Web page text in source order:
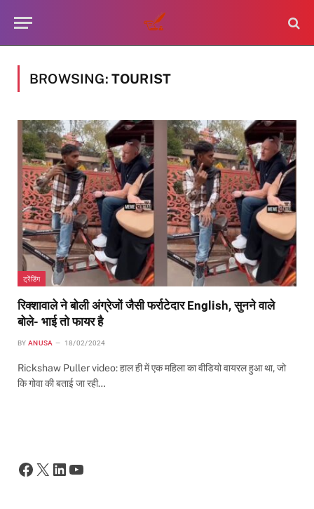
BROWSING: TOURIST
ट्रेंडिंग
रिक्शावाले ने बोली अंग्रेजों जैसी फर्राटेदार English, सुनने वाले
बोले- भाई तो फायर है
BY ANUSA 18/02/2024
Rickshaw Puller video: हाल ही में एक महिला का वीडियो वायरल हुआ था, जो
कि गोवा की बताई जा रही…
Facebook
X LinkedIn
YouTube